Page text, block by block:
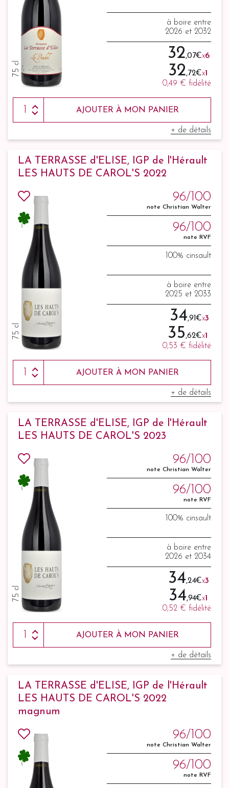
75 cl
à boire entre
2026 et 2032
32,07 €x6
32,72 €x1
0,49 € fidélité
AJOUTER À MON PANIER
+ de détails
LA TERRASSE d'ELISE, IGP de l'Hérault
LES HAUTS DE CAROL'S 2022
75 cl
96/100
note Christian Walter
96/100
note RVF
100% cinsault
à boire entre
2025 et 2033
34,91 €x3
35,62 €x1
0,53 € fidélité
AJOUTER À MON PANIER
+ de détails
LA TERRASSE d'ELISE, IGP de l'Hérault
LES HAUTS DE CAROL'S 2023
75 cl
96/100
note Christian Walter
96/100
note RVF
100% cinsault
à boire entre
2026 et 2034
34,24 €x3
34,94 €x1
0,52 € fidélité
AJOUTER À MON PANIER
+ de détails
LA TERRASSE d'ELISE, IGP de l'Hérault
LES HAUTS DE CAROL'S 2022
magnum
96/100
note Christian Walter
96/100
note RVF